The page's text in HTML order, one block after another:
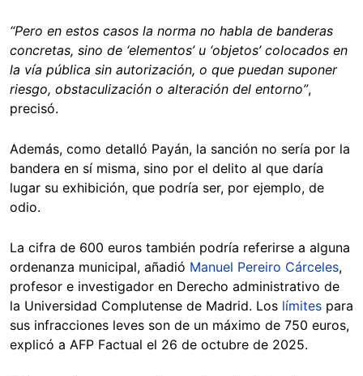
“Pero en estos casos la norma no habla de banderas
concretas, sino de ‘elementos’ u ‘objetos’ colocados en
la vía pública sin autorización, o que puedan suponer
riesgo, obstaculización o alteración del entorno”,
precisó.
Además, como detalló Payán, la sanción no sería por la
bandera en sí misma, sino por el delito al que daría
lugar su exhibición, que podría ser, por ejemplo, de
odio.
La cifra de 600 euros también podría referirse a alguna
ordenanza municipal, añadió Manuel Pereiro Cárceles,
profesor e investigador en Derecho administrativo de
la Universidad Complutense de Madrid. Los límites para
sus infracciones leves son de un máximo de 750 euros,
explicó a AFP Factual el 26 de octubre de 2025.